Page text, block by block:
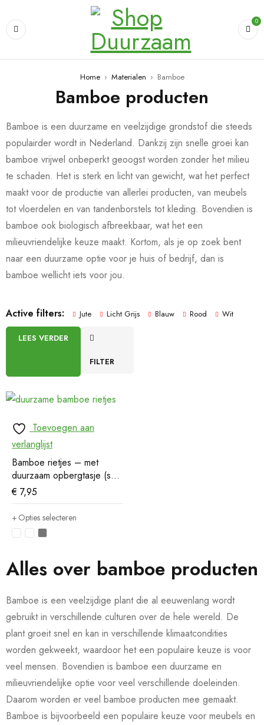
0
Home › Materialen › Bamboe
Bamboe producten
Bamboe is een duurzame en veelzijdige grondstof die steeds
populairder wordt in Nederland. Dankzij zijn snelle groei kan
bamboe vrijwel onbeperkt geoogst worden zonder het milieu
te schaden. Het is sterk en licht van gewicht, wat het perfect
maakt voor de productie van allerlei producten, van meubels
tot vloerdelen en van tandenborstels tot kleding. Bovendien is
bamboe ook biologisch afbreekbaar, wat het een
milieuvriendelijke keuze maakt. Kortom, als je op zoek bent
naar een duurzame optie voor je huis of bedrijf, dan is
bamboe wellicht iets voor jou.
Active filters: Jute Licht Grijs Blauw Rood Wit
FILTER
LEES VERDER
Toevoegen aan
verlanglijst
Bamboe rietjes – met
duurzaam opbergtasje (set
van 6)
€ 7,95
Opties selecteren
Alles over bamboe producten
Bamboe is een veelzijdige plant die al eeuwenlang wordt
gebruikt in verschillende culturen over de hele wereld. De
plant groeit snel en kan in verschillende klimaatcondities
worden gekweekt, waardoor het een populaire keuze is voor
veel mensen. Bovendien is bamboe een duurzame en
milieuvriendelijke optie voor veel verschillende doeleinden.
Daarom worden er veel bamboe producten mee gemaakt.
Bamboe is bijvoorbeeld een populaire keuze voor meubels en